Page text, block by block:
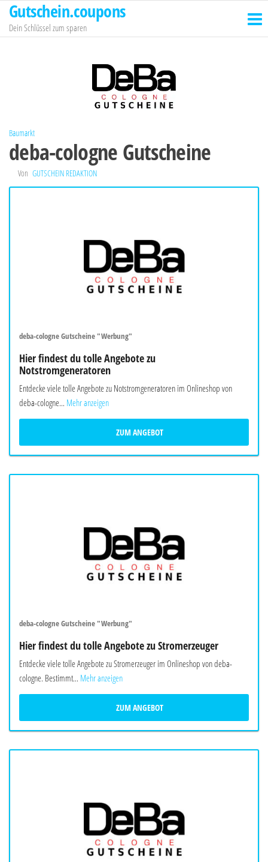
Zum
Inhalt
springen
Gutschein.coupons
Dein Schlüssel zum sparen
Baumarkt
deba-cologne Gutscheine
Von GUTSCHEIN REDAKTION
deba-cologne Gutscheine "Werbung"
Hier findest du tolle Angebote zu
Notstromgeneratoren
Entdecke viele tolle Angebote zu Notstromgeneratoren im Onlineshop von
deba-cologne... Mehr anzeigen
ZUM ANGEBOT
deba-cologne Gutscheine "Werbung"
Hier findest du tolle Angebote zu Stromerzeuger
Entdecke viele tolle Angebote zu Stromerzeuger im Onlineshop von deba-
cologne. Bestimmt... Mehr anzeigen
ZUM ANGEBOT